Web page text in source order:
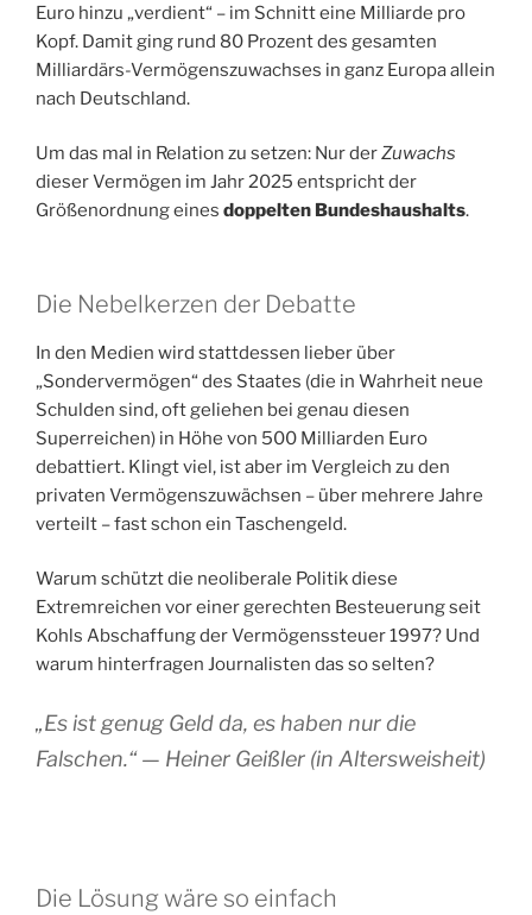
Euro hinzu „verdient“ – im Schnitt eine Milliarde pro
Kopf. Damit ging rund 80 Prozent des gesamten
Milliardärs-Vermögenszuwachses in ganz Europa allein
nach Deutschland.
Um das mal in Relation zu setzen: Nur derZuwachs
dieser Vermögen im Jahr 2025 entspricht der
Größenordnung eines doppelten Bundeshaushalts.
Die Nebelkerzen der Debatte
In den Medien wird stattdessen lieber über
„Sondervermögen“ des Staates (die in Wahrheit neue
Schulden sind, oft geliehen bei genau diesen
Superreichen) in Höhe von 500 Milliarden Euro
debattiert. Klingt viel, ist aber im Vergleich zu den
privaten Vermögenszuwächsen – über mehrere Jahre
verteilt – fast schon ein Taschengeld.
Warum schützt die neoliberale Politik diese
Extremreichen vor einer gerechten Besteuerung seit
Kohls Abschaffung der Vermögenssteuer 1997? Und
warum hinterfragen Journalisten das so selten?
„Es ist genug Geld da, es haben nur die
Falschen.“ — Heiner Geißler (in Altersweisheit)
Die Lösung wäre so einfach